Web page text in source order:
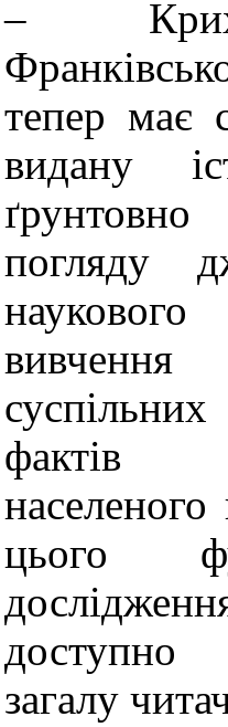
–
тепер має
видану
погляду
фактів
цього
загалу